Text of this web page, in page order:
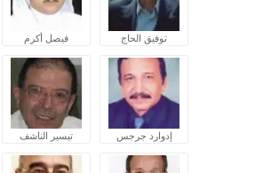
توفيق الحاج فيصل أكرم
إدوارد جرجس تيسير الناشف